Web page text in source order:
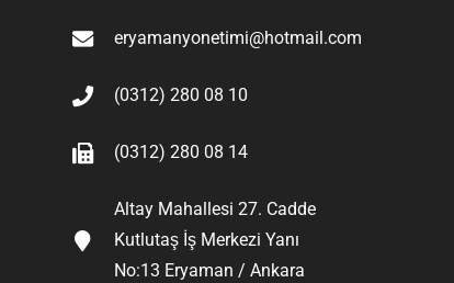
eryamanyonetimi@hotmail.com
(0312) 280 08 10
(0312) 280 08 14
Altay Mahallesi 27. Cadde
Kutlutaş İş Merkezi Yanı
No:13 Eryaman / Ankara